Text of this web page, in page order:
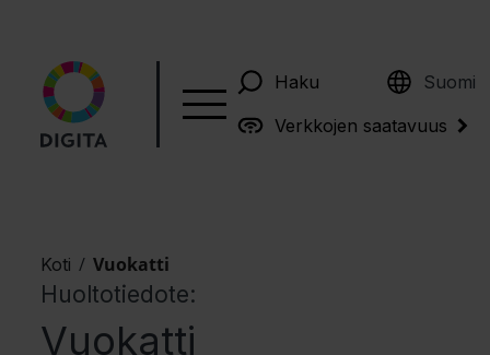
Haku Suomi
English
Verkkojen saatavuus
Koti / Vuokatti
Huoltotiedote:
Vuokatti